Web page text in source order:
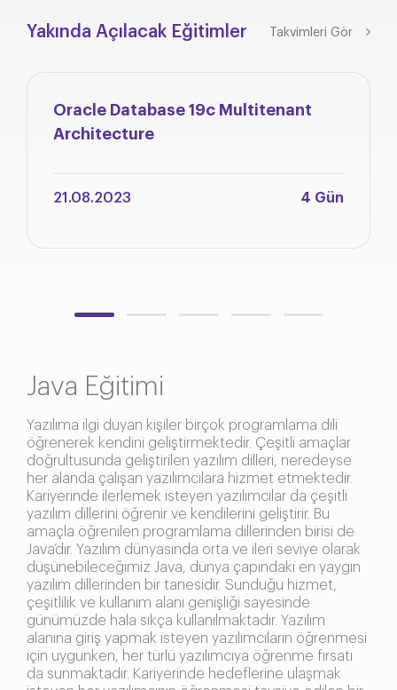
Yakında Açılacak Eğitimler Takvimleri Gör
Oracle Database 19c Multitenant
Architecture
21.08.2023 4 Gün
Java Eğitimi
Yazılıma ilgi duyan kişiler birçok programlama dili
öğrenerek kendini geliştirmektedir. Çeşitli amaçlar
doğrultusunda geliştirilen yazılım dilleri, neredeyse
her alanda çalışan yazılımcılara hizmet etmektedir.
Kariyerinde ilerlemek isteyen yazılımcılar da çeşitli
yazılım dillerini öğrenir ve kendilerini geliştirir. Bu
amaçla öğrenilen programlama dillerinden birisi de
Java’dır. Yazılım dünyasında orta ve ileri seviye olarak
düşünebileceğimiz Java, dünya çapındaki en yaygın
yazılım dillerinden bir tanesidir. Sunduğu hizmet,
çeşitlilik ve kullanım alanı genişliği sayesinde
günümüzde hala sıkça kullanılmaktadır. Yazılım
alanına giriş yapmak isteyen yazılımcıların öğrenmesi
için uygunken, her türlü yazılımcıya öğrenme fırsatı
da sunmaktadır. Kariyerinde hedeflerine ulaşmak